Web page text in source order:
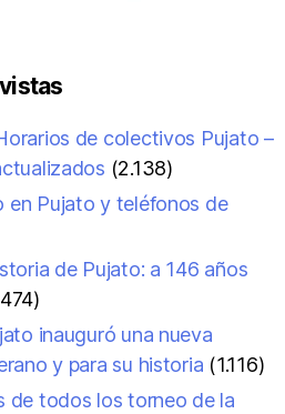
de colectivos Pujato –
(2.138)
en Pujato y teléfonos de
de Pujato: a 146 años
inauguró una nueva
y para su historia (1.116)
de todos los torneo de la